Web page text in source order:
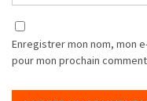
Enregistrer mon nom, mon
pour mon prochain